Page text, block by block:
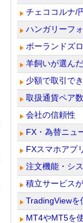
チェココルナ/
ハンガリーフ
ポーランドズ
羊飼いが選ん
少額で取引で
取扱通貨ペア
会社の信頼性
FX・為替ニュ
FXスマホアプ
注文機能・シ
積立サービス
TradingViewを
MT4やMT5を